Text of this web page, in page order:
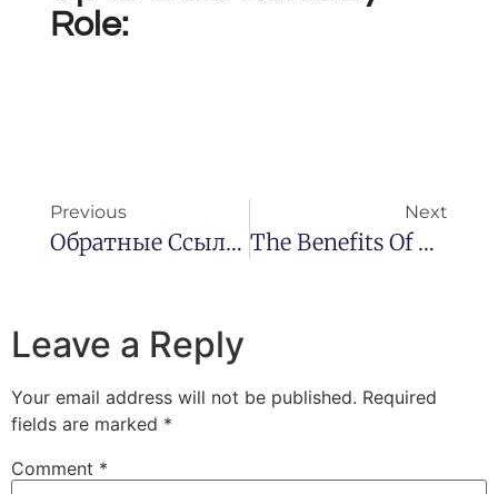
Role:
Previous
Обратные Ссылки Ключ К Успешному SEO И Продвижению Сайта 1750965704
Next
The Benefits Of Making Use Of PayPal In Online Casinos
Leave a Reply
Your email address will not be published. Required
fields are marked *
Comment *